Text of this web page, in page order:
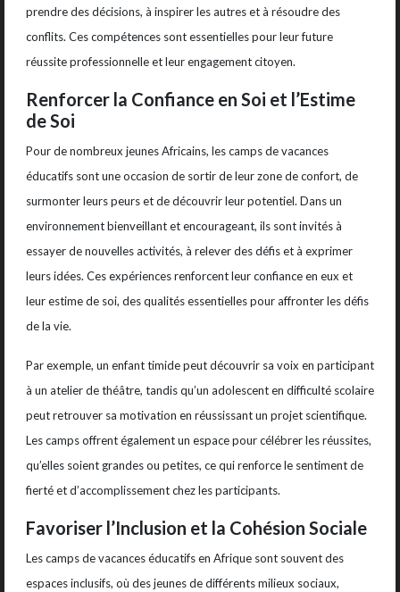
prendre des décisions, à inspirer les autres et à résoudre des
conflits. Ces compétences sont essentielles pour leur future
réussite professionnelle et leur engagement citoyen.
Renforcer la Confiance en Soi et l’Estime
de Soi
Pour de nombreux jeunes Africains, les camps de vacances
éducatifs sont une occasion de sortir de leur zone de confort, de
surmonter leurs peurs et de découvrir leur potentiel. Dans un
environnement bienveillant et encourageant, ils sont invités à
essayer de nouvelles activités, à relever des défis et à exprimer
leurs idées. Ces expériences renforcent leur confiance en eux et
leur estime de soi, des qualités essentielles pour affronter les défis
de la vie.
Par exemple, un enfant timide peut découvrir sa voix en participant
à un atelier de théâtre, tandis qu’un adolescent en difficulté scolaire
peut retrouver sa motivation en réussissant un projet scientifique.
Les camps offrent également un espace pour célébrer les réussites,
qu’elles soient grandes ou petites, ce qui renforce le sentiment de
fierté et d’accomplissement chez les participants.
Favoriser l’Inclusion et la Cohésion Sociale
Les camps de vacances éducatifs en Afrique sont souvent des
espaces inclusifs, où des jeunes de différents milieux sociaux,